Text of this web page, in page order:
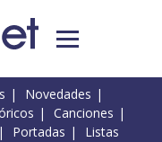
Novedades
Canciones
Portadas Listas